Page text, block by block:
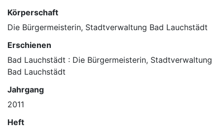
Körperschaft
Die Bürgermeisterin, Stadtverwaltung Bad Lauchstädt
Erschienen
Bad Lauchstädt : Die Bürgermeisterin, Stadtverwaltung
Bad Lauchstädt
Jahrgang
2011
Heft